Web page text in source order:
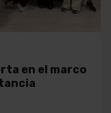
en el marco